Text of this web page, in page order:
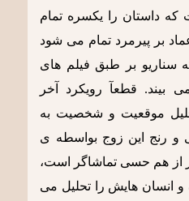
داستان را یکسره تمام
بر پیرمرد تمام می شود
سناریو بر طبق فیلم های
بیند. قطعآ رویکرد آخر
موقعیت و شخصیت به
و رنج این زوج بواسطه ی
از هم حسی تماشاگر است،
انسان هایش را تحلیل می